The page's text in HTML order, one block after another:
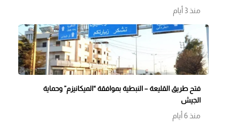
منذ 3 أيام
فتح طريق القليعة – النبطية بموافقة “الميكانيزم” وحماية
الجيش
منذ 6 أيام